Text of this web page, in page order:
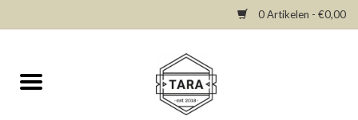
0 Artikelen - €0,00
Home